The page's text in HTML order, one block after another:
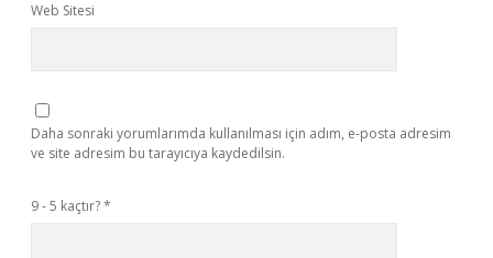
Web Sitesi
Daha sonraki yorumlarımda kullanılması için adım, e-posta adresim
ve site adresim bu tarayıcıya kaydedilsin.
9 - 5 kaçtır?*